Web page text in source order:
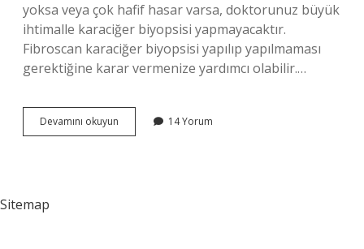
yoksa veya çok hafif hasar varsa, doktorunuz büyük
ihtimalle karaciğer biyopsisi yapmayacaktır.
Fibroscan karaciğer biyopsisi yapılıp yapılmaması
gerektiğine karar vermenize yardımcı olabilir.…
Devamını okuyun Karaciğerde
Sorun
14 Yorum
Sitemap